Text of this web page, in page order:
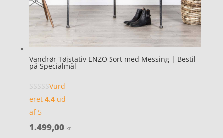
Vandrør Tøjstativ ENZO Sort med Messing | Bestil
på Specialmål
Vurd
eret 4.4ud
af 5
1.499,00 kr.